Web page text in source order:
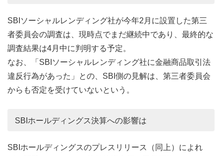
SBIソーシャルレンディング社が今年2月に設置した第三
者委員会の調査は、現時点でまだ継続中であり、最終的な
調査結果は4月中に判明する予定。
なお、「SBIソーシャルレンディング社に金融商品取引法
違反行為があった」との、SBI側の見解は、第三者委員会
からも否定を受けていないという。
SBIホールディングス決算への影響は
SBIホールディングスのプレスリリース（同上）によれ